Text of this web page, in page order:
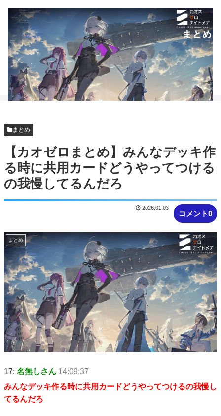
まとめ
【カオゼロまとめ】みんなデッキ作
る時に共用カードどうやってつける
の我慢してるんだろ
コメント0
2026.01.03
まとめ
17: 名無しさん 14:09:37
みんなデッキ作る時に共用カードどうやってつけるの我慢し
てるんだろ